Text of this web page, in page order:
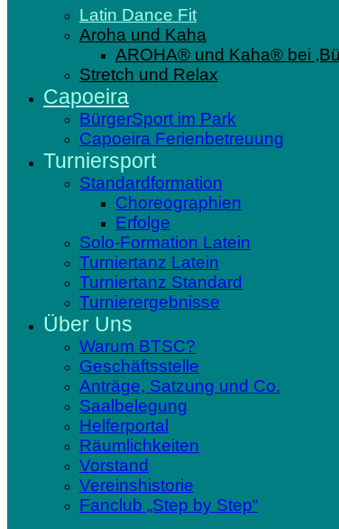
Latin Dance Fit
Aroha und Kaha
AROHA® und Kaha® bei
Stretch und Relax
Capoeira
BürgerSport im Park
Capoeira Ferienbetreuung
Turniersport
Standardformation
Choreographien
Erfolge
Solo-Formation Latein
Turniertanz Latein
Turniertanz Standard
Turnierergebnisse
Über Uns
Warum BTSC?
Geschäftsstelle
Anträge, Satzung und Co.
Saalbelegung
Helferportal
Räumlichkeiten
Vorstand
Vereinshistorie
Fanclub „Step by Step“